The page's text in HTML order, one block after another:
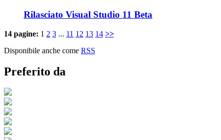
Rilasciato Visual Studio 11 Beta
14 pagine: 1 2 3 ... 11 12 13 14 >>
Disponibile anche come RSS
Preferito da